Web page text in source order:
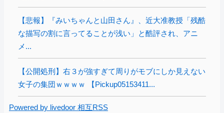
【悲報】『みいちゃんと山田さん』、近大准教授「残酷
な描写の割に言ってることが浅い」と酷評され、アニ
メ...
【公開処刑】右３が強すぎて周りがモブにしか見えない
女子の集団ｗｗｗｗ 【Pickup05153411...
Powered by livedoor 相互RSS